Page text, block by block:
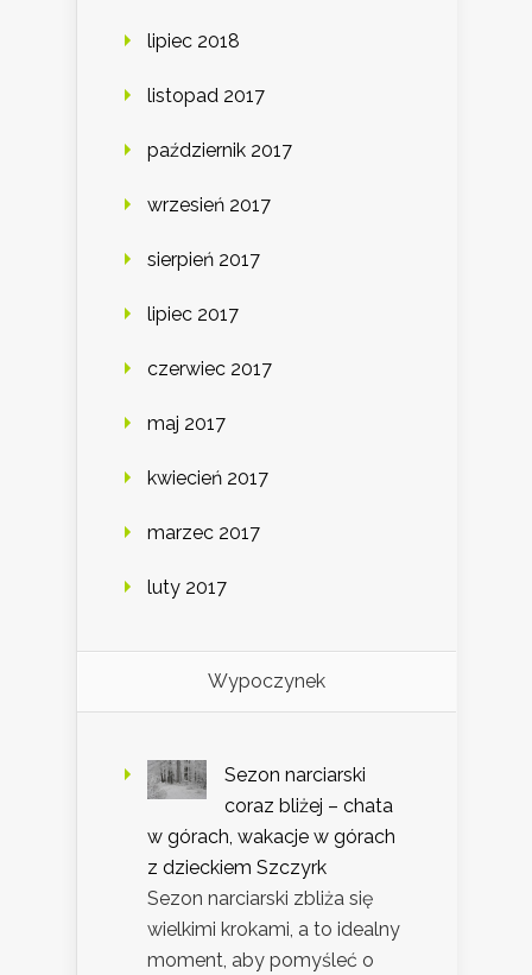
lipiec 2018
listopad 2017
październik 2017
wrzesień 2017
sierpień 2017
lipiec 2017
czerwiec 2017
maj 2017
kwiecień 2017
marzec 2017
luty 2017
Wypoczynek
Sezon narciarski
coraz bliżej – chata
w górach, wakacje w górach
z dzieckiem Szczyrk
Sezon narciarski zbliża się
wielkimi krokami, a to idealny
moment, aby pomyśleć o